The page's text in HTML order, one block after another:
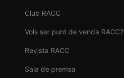
Club RACC
Vols ser punt de venda RACC?
Revista RACC
Sala de premsa